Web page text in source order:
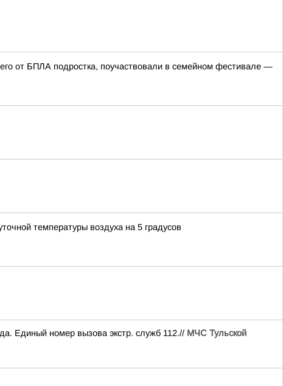
от БПЛА подростка, поучаствовали в семейном фестивале —
температуры воздуха на 5 градусов
Единый номер вызова экстр. служб 112.// МЧС Тульской